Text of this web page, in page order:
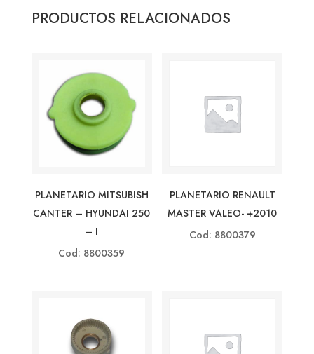
PRODUCTOS RELACIONADOS
PLANETARIO MITSUBISH
CANTER – HYUNDAI 250
– I
Cod: 8800359
PLANETARIO RENAULT
MASTER VALEO- +2010
Cod: 8800379